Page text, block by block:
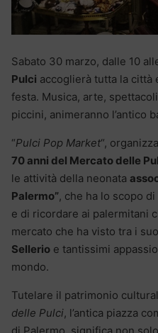
Sabato 30 marzo, dalle 10
Pulci accoglierà tutta la città
festa. Musica, arte,
piccini, animeranno l’antico
“Pulci Pop Market“,
70 anni del Mercato delle
le attività della neonata
Palermo”, che ha lo scopo
e di ricordare ai palermitani
mercato che ha visto tra i
Sellerio e tantissimi
mondo.
Tutelare il patrimonio
delle Pulci, l’antica piazza
di Palermo, significa non